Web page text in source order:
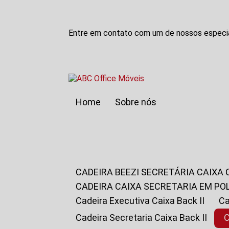
Entre em contato com um de nossos
Home Sobre nós
CADEIRA BEEZI SECRETÁRIA
CADEIRA CAIXA SECRETARIA EM
Cadeira Executiva Caixa Back II
Cadeira Secretaria Caixa Back II